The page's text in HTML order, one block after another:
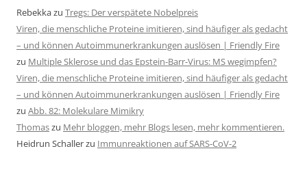
Rebekkazu Tregs: Der verspätete Nobelpreis
Viren, die menschliche Proteine imitieren, sind häufiger als gedacht
– und können Autoimmunerkrankungen auslösen | Friendly Fire
zu Multiple Sklerose und das Epstein-Barr-Virus: MS wegimpfen?
Viren, die menschliche Proteine imitieren, sind häufiger als gedacht
– und können Autoimmunerkrankungen auslösen | Friendly Fire
zu Abb. 82: Molekulare Mimikry
Thomaszu Mehr bloggen, mehr Blogs lesen, mehr kommentieren.
Heidrun Schallerzu Immunreaktionen auf SARS-CoV-2